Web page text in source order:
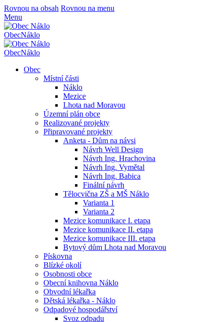
Rovnou na obsah Rovnou na menu
Menu
ObecNáklo
ObecNáklo
Obec
Místní části
Náklo
Mezice
Lhota nad Moravou
Územní plán obce
Realizované projekty
Připravované projekty
Anketa - Dům na návsi
Návrh Well Design
Návrh Ing. Hrachovina
Návrh Ing. Vymětal
Návrh Ing. Babica
Finální návrh
Tělocvična ZŠ a MŠ Náklo
Varianta 1
Varianta 2
Mezice komunikace I. etapa
Mezice komunikace II. etapa
Mezice komunikace III. etapa
Bytový dům Lhota nad Moravou
Pískovna
Blízké okolí
Osobnosti obce
Obecní knihovna Náklo
Obvodní lékařka
Dětská lékařka - Náklo
Odpadové hospodářství
Svoz odpadu